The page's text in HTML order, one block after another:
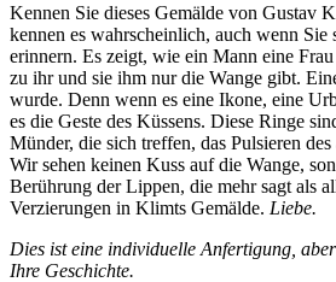
Kennen Sie dieses Gemälde von Gustav
kennen es wahrscheinlich, auch wenn Sie
erinnern. Es zeigt, wie ein Mann eine
zu ihr und sie ihm nur die Wange gibt.
wurde. Denn wenn es eine Ikone, eine
es die Geste des Küssens. Diese Ringe
Münder, die sich treffen, das Pulsieren des
Wir sehen keinen Kuss auf die Wange,
Berührung der Lippen, die mehr sagt als
Verzierungen in Klimts Gemälde. Liebe.
Dies ist eine individuelle Anfertigung,
Ihre Geschichte.